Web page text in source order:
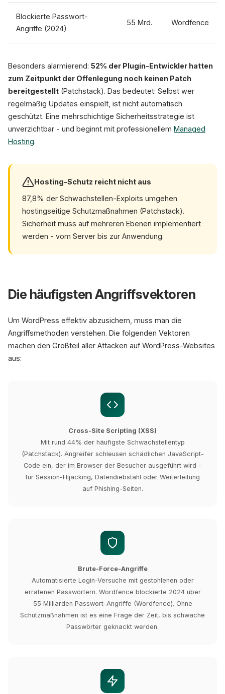
Blockierte Passwort-
Angriffe (2024)
55 Mrd. Wordfence
Besonders alarmierend: 52% der Plugin-Entwickler hatten
zum Zeitpunkt der Offenlegung noch keinen Patch
bereitgestellt (Patchstack). Das bedeutet: Selbst wer
regelmäßig Updates einspielt, ist nicht automatisch
geschützt. Eine mehrschichtige Sicherheitsstrategie ist
unverzichtbar - und beginnt mit professionellem Managed
Hosting.
Hosting-Schutz reicht nicht aus
87,8% der Schwachstellen-Exploits umgehen
hostingseitige Schutzmaßnahmen (Patchstack).
Sicherheit muss auf mehreren Ebenen implementiert
werden - vom Server bis zur Anwendung.
Die häufigsten Angriffsvektoren
Um WordPress effektiv abzusichern, muss man die
Angriffsmethoden verstehen. Die folgenden Vektoren
machen den Großteil aller Attacken auf WordPress-Websites
aus:
Cross-Site Scripting (XSS)
Mit rund 44% der häufigste Schwachstellentyp
(Patchstack). Angreifer schleusen schädlichen JavaScript-
Code ein, der im Browser der Besucher ausgeführt wird -
für Session-Hijacking, Datendiebstahl oder Weiterleitung
auf Phishing-Seiten.
Brute-Force-Angriffe
Automatisierte Login-Versuche mit gestohlenen oder
erratenen Passwörtern. Wordfence blockierte 2024 über
55 Milliarden Passwort-Angriffe (Wordfence). Ohne
Schutzmaßnahmen ist es eine Frage der Zeit, bis schwache
Passwörter geknackt werden.